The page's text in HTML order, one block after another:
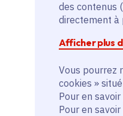
des contenus
directement à
Afficher plus
Vous pourrez
cookies »
Pour en
Pour en